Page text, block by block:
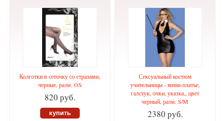
Колготки в сеточку со стразами,
черные, разм. OS
820 руб.
купить
Сексуальный костюм
учительницы - мини-платье,
галстук, очки, указка,, цвет
черный, разм. S/M
2380 руб.